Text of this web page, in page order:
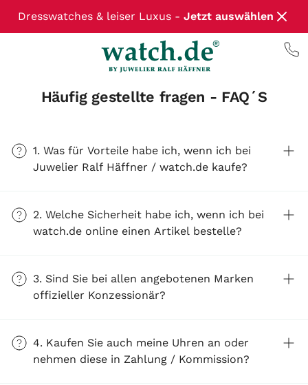
Dresswatches & leiser Luxus - Jetzt auswählen
Häufig gestellte fragen - FAQ´S
1. Was für Vorteile habe ich, wenn ich bei
Juwelier Ralf Häffner / watch.de kaufe?
2. Welche Sicherheit habe ich, wenn ich bei
watch.de online einen Artikel bestelle?
3. Sind Sie bei allen angebotenen Marken
offizieller Konzessionär?
4. Kaufen Sie auch meine Uhren an oder
nehmen diese in Zahlung / Kommission?